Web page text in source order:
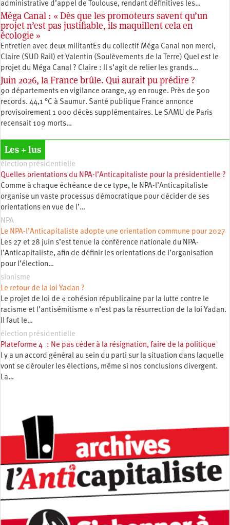
administrative d’appel de Toulouse, rendant définitives les…
Méga Canal : « Dès que les promoteurs savent qu’un
projet n’est pas justifiable, ils maquillent cela en
écologie »
Entretien avec deux militantEs du collectif Méga Canal non merci,
Claire (SUD Rail) et Valentin (Soulèvements de la Terre) Quel est le
projet du Méga Canal ? Claire : Il s’agit de relier les grands…
Juin 2026, la France brûle. Qui aurait pu prédire ?
90 départements en vigilance orange, 49 en rouge. Près de 500
records. 44,1 °C à Saumur. Santé publique France annonce
provisoirement 1 000 décès supplémentaires. Le SAMU de Paris
recensait 109 morts…
Les + lus
élection présidentielle
Quelles orientations du NPA-l’Anticapitaliste pour la présidentielle ?
Comme à chaque échéance de ce type, le NPA-l’Anticapitaliste
organise un vaste processus démocratique pour décider de ses
orientations en vue de l’…
NPA
Le NPA-l’Anticapitaliste adopte une orientation commune pour 2027
Les 27 et 28 juin s’est tenue la conférence nationale du NPA-
l’Anticapitaliste, afin de définir les orientations de l’organisation
pour l’élection…
sionisme
Le retour de la loi Yadan ?
Le projet de loi de « cohésion républicaine par la lutte contre le
racisme et l’antisémitisme » n’est pas la résurrection de la loi Yadan.
Il faut le…
élection présidentielle
Plateforme 4 : Ne pas céder à la résignation, faire de la politique
l y a un accord général au sein du parti sur la situation dans laquelle
vont se dérouler les élections, même si nos conclusions divergent.
La…